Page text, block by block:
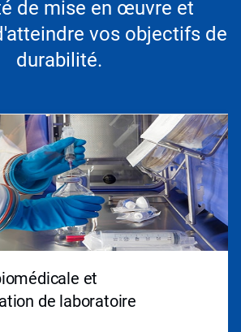
de mise en œuvre et
vos objectifs de
durabilité.
et
de laboratoire